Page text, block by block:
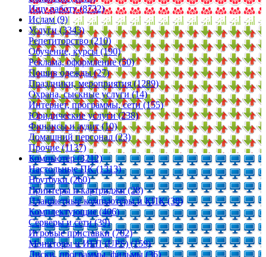
Ищу работу (8732)
Ислам (9)
Услуги (3343)
Репетиторство (210)
Обучение, курсы (190)
Реклама, оформление (50)
Пошив одежды (27)
Праздники, мероприятия (1289)
Охрана, сыскные услуги (14)
Интернет, программы, сети (155)
Юридические услуги (238)
Финансы и аудит (10)
Домашний персонал (23)
Прочие (1137)
Компьютер (3212)
Настольные ПК (1313)
Ноутбуки (260)
Принтеры и картриджи (28)
Планшетные компьютеры и КПК (38)
Комплектующие (406)
Серверы и сети (39)
Игровые приставки (702)
Мониторы и ИБП (UPS) (159)
Диски, программы, фильмы (36)